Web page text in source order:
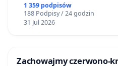
1 359 podpisów
188 Podpisy / 24 godzin
31 Jul 2026
Zachowajmy czerwono-